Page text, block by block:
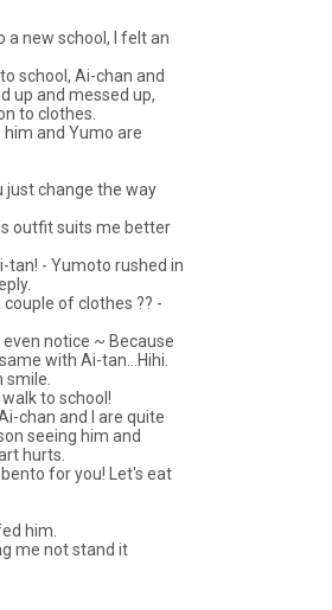
a new school, I felt an
school, Ai-chan and
up and messed up,
to clothes.
and Yumo are
just change the way
outfit suits me better
tan! - Yumoto rushed in
of clothes ?? -
notice ~ Because
with Ai-tan...Hihi.
smile.
to school!
chan and I are quite
seeing him and
hurts.
for you! Let's eat
him.
me not stand it